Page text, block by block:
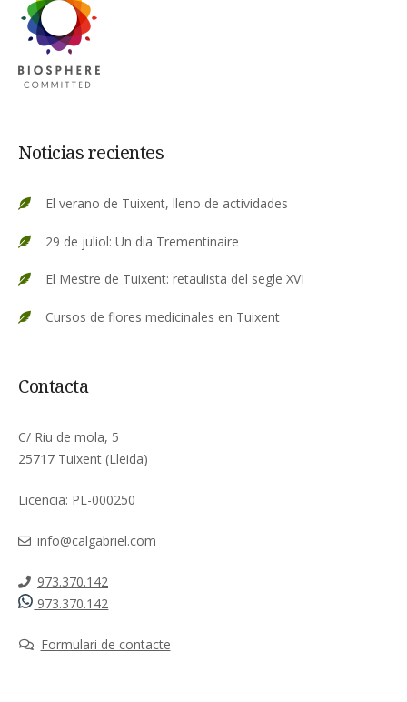
Noticias recientes
El verano de Tuixent, lleno de actividades
29 de juliol: Un dia Trementinaire
El Mestre de Tuixent: retaulista del segle XVI
Cursos de flores medicinales en Tuixent
Contacta
C/ Riu de mola, 5
25717 Tuixent (Lleida)
Licencia: PL-000250
info@calgabriel.com
973.370.142
973.370.142
Formulari de contacte